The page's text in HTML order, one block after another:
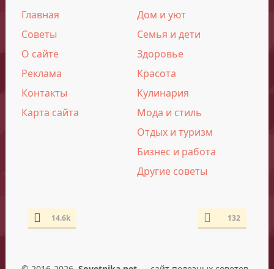
Главная
Советы
О сайте
Реклама
Контакты
Карта сайта
Дом и уют
Семья и дети
Здоровье
Красота
Кулинария
Мода и стиль
Отдых и туризм
Бизнес и работа
Другие советы
14.6k 132